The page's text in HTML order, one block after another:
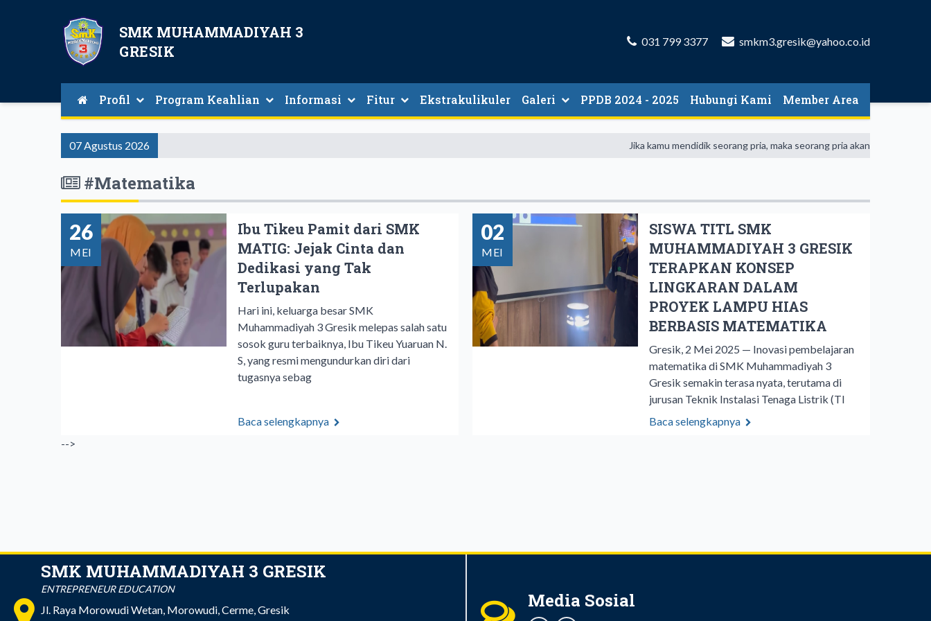
SMK MUHAMMADIYAH 3
GRESIK
031 799 3377 smkm3.gresik@yahoo.co.id
Profil Program Keahlian Informasi Fitur Ekstrakulikuler Galeri PPDB 2024 - 2025 Hubungi Kami Member Area
07 Agustus 2026 Jika kamu mendidik seorang pria, maka seorang pria akan terdidik. Tapi
#Matematika
26
MEI
Ibu Tikeu Pamit dari SMK
MATIG: Jejak Cinta dan
Dedikasi yang Tak
Terlupakan
Hari ini, keluarga besar SMK
Muhammadiyah 3 Gresik melepas salah satu
sosok guru terbaiknya, Ibu Tikeu Yuaruan N.
S, yang resmi mengundurkan diri dari
tugasnya sebag
Baca selengkapnya
02
MEI
SISWA TITL SMK
MUHAMMADIYAH 3 GRESIK
TERAPKAN KONSEP
LINGKARAN DALAM
PROYEK LAMPU HIAS
BERBASIS MATEMATIKA
Gresik, 2 Mei 2025 — Inovasi pembelajaran
matematika di SMK Muhammadiyah 3
Gresik semakin terasa nyata, terutama di
jurusan Teknik Instalasi Tenaga Listrik (TI
Baca selengkapnya
-->
SMK MUHAMMADIYAH 3 GRESIK
ENTREPRENEUR EDUCATION
Jl. Raya Morowudi Wetan, Morowudi, Cerme, Gresik Media Sosial